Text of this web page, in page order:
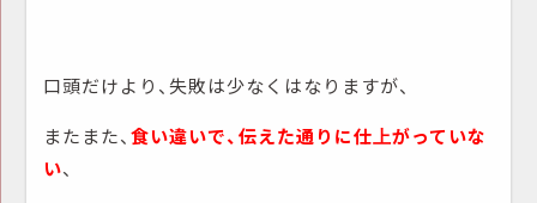
口頭だけより、失敗は少なくはなりますが、
またまた、食い違いで、伝えた通りに仕上がっていな
い、